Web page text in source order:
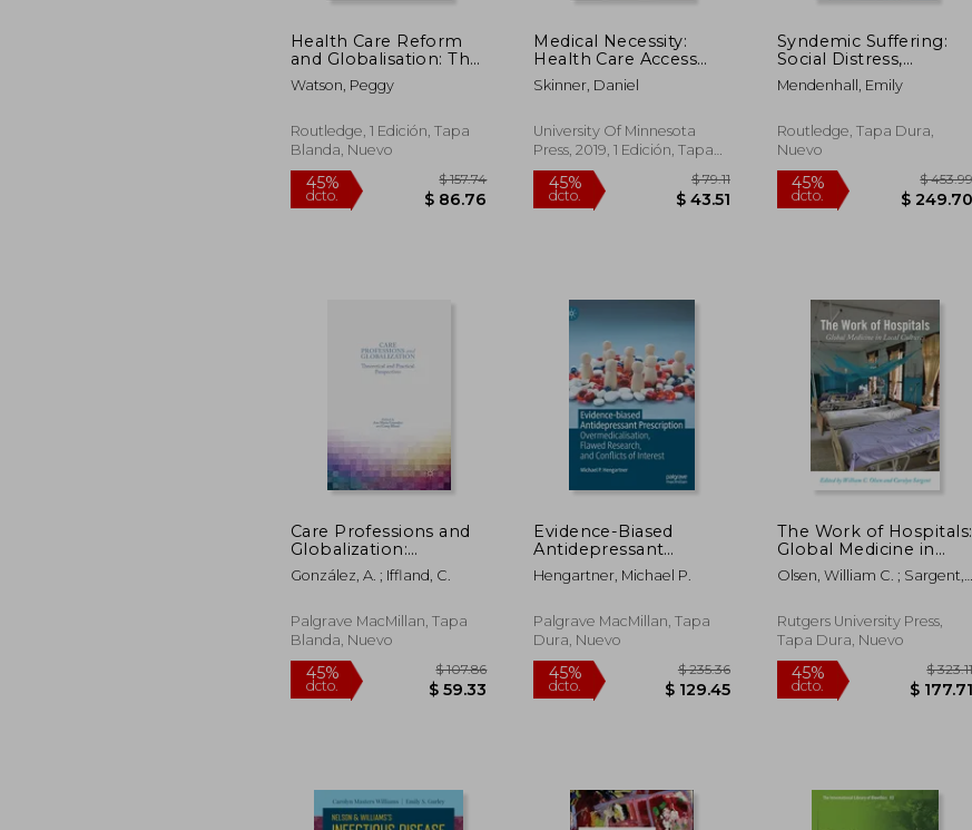
45% 45% 45%
Health Care Reform
and Globalisation: The
Us, China and Europe
in Comparative
Inglés)
Watson, Peggy
Routledge, 1 Edición, Tapa
Blanda, Nuevo
45%
dcto.
$ 157.74
$ 86.76
Medical Necessity:
Health Care Access
and the Politics of
Decision Making (en
Skinner, Daniel
University Of Minnesota
Press, 2019, 1 Edición, Tapa
Blanda, Nuevo
45%
dcto.
$ 79.11
$ 43.51
Syndemic Suffering:
Social Distress,
Depression, and
Diabetes Among
Wome (en Inglés)
Mendenhall, Emily
Routledge, Tapa Dura,
Nuevo
45%
dcto.
Care Professions and
Globalization:
Theoretical and
Practical Perspectives
González, A. ; Iffland, C.
Palgrave MacMillan, Tapa
Blanda, Nuevo
Evidence-Biased
Antidepressant
Prescription:
Overmedicalisation,
Conflicts of Interest
(en Inglés)
Hengartner, Michael P.
Palgrave MacMillan, Tapa
Dura, Nuevo
The Work of Hospitals:
Global Medicine in
Local Cultures (en
Inglés)
Olsen, William C. ; Sargent,
Rutgers University Press,
Tapa Dura, Nuevo